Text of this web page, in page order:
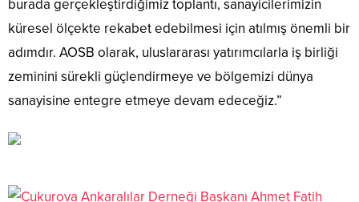
burada gerçekleştirdiğimiz toplantı, sanayicilerimizin
küresel ölçekte rekabet edebilmesi için atılmış önemli bir
adımdır. AOSB olarak, uluslararası yatırımcılarla iş birliği
zeminini sürekli güçlendirmeye ve bölgemizi dünya
sanayisine entegre etmeye devam edeceğiz.”